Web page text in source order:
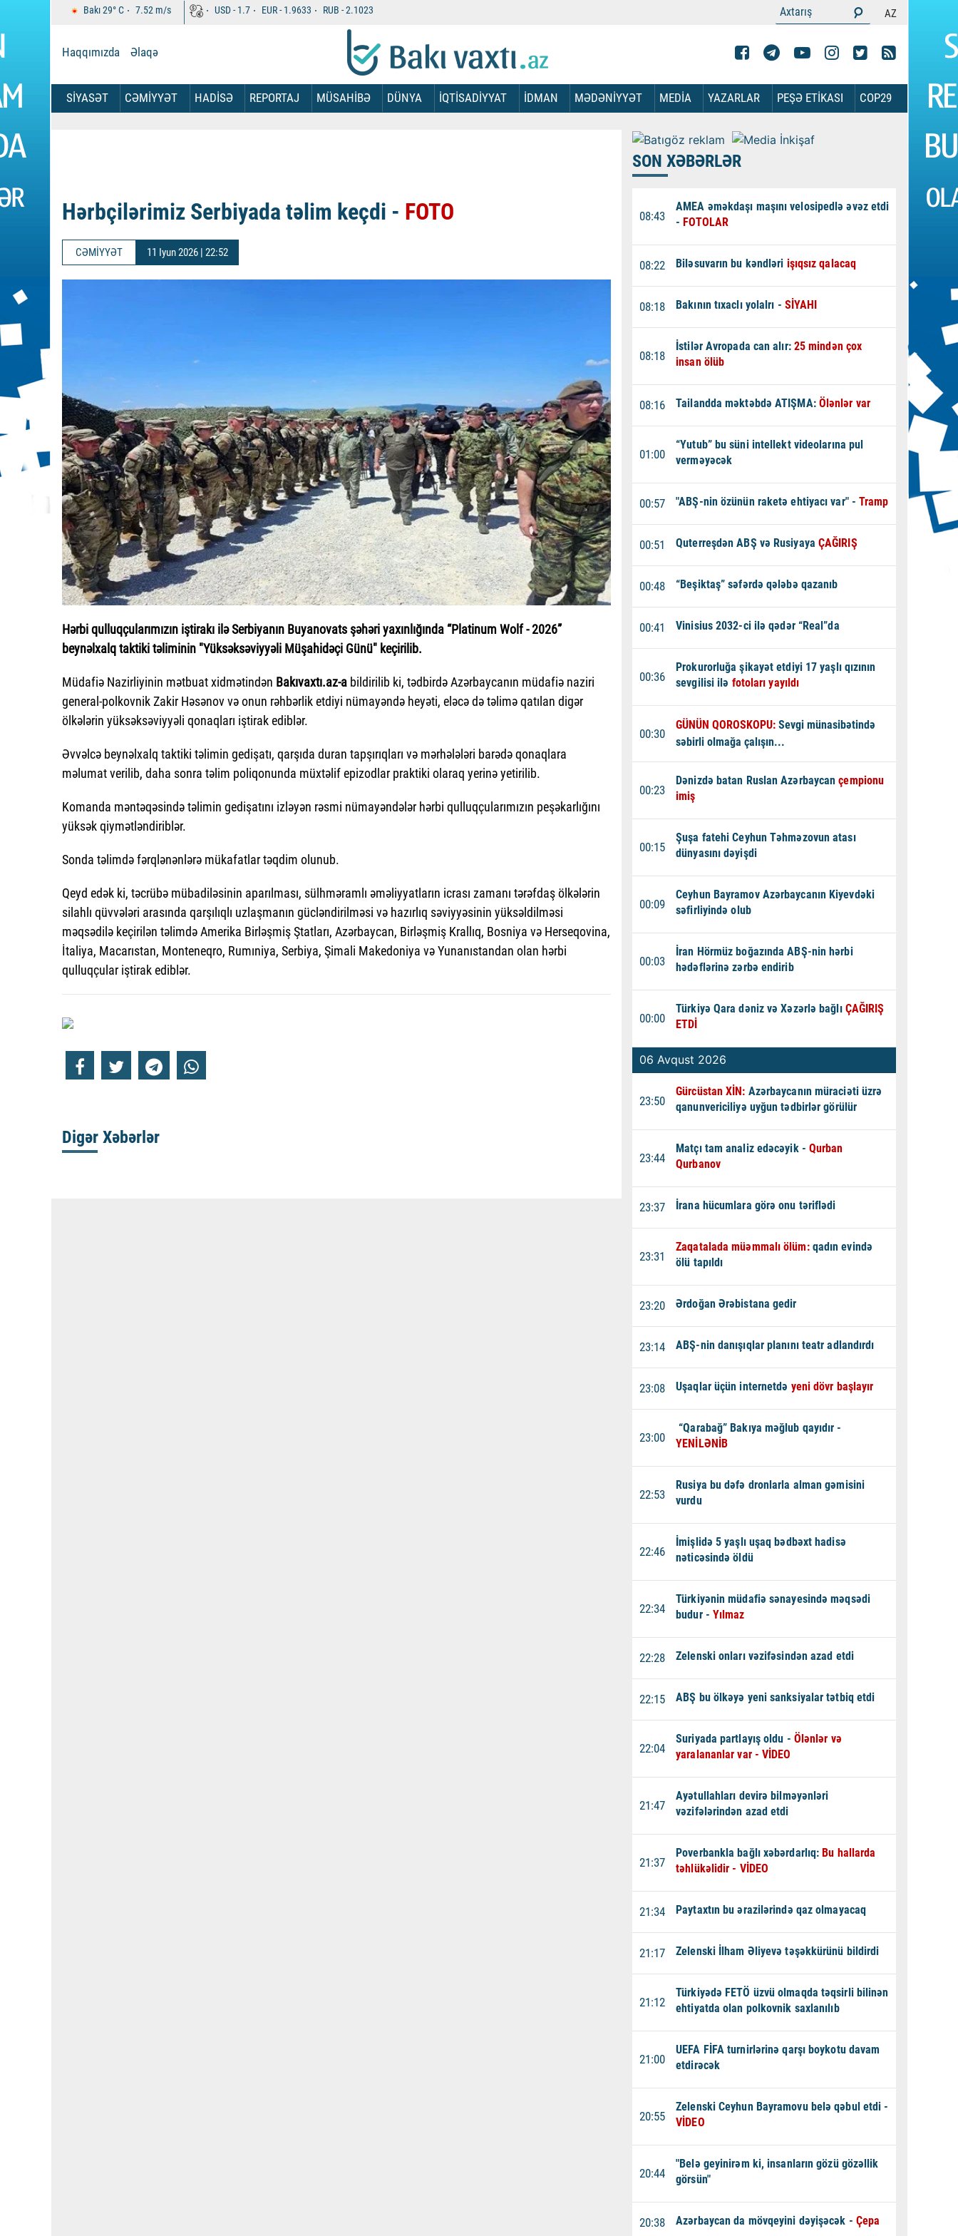
Bakı29°C 7.52 m/s USD -1.7 EUR -1.9633 RUB -2.1023 AZ
Haqqımızda Əlaqə
SİYASƏT CƏMİYYƏT HADİSƏ REPORTAJ MÜSAHİBƏ DÜNYA İQTİSADİYYAT İDMAN MƏDƏNİYYƏT MEDİA YAZARLAR PEŞƏ ETİKASI COP29
Hərbçilərimiz Serbiyada təlim keçdi - FOTO
CƏMİYYƏT 11 Iyun 2026 | 22:52
Hərbi qulluqçularımızın iştirakı ilə Serbiyanın Buyanovats şəhəri yaxınlığında “Platinum Wolf - 2026”
beynəlxalq taktiki təliminin "Yüksəksəviyyəli Müşahidəçi Günü" keçirilib.
Müdafiə Nazirliyinin mətbuat xidmətindən Bakıvaxtı.az-abildirilib ki, tədbirdə Azərbaycanın müdafiə naziri
general-polkovnik Zakir Həsənov və onun rəhbərlik etdiyi nümayəndə heyəti, eləcə də təlimə qatılan digər
ölkələrin yüksəksəviyyəli qonaqları iştirak ediblər.
Əvvəlcə beynəlxalq taktiki təlimin gedişatı, qarşıda duran tapşırıqları və mərhələləri barədə qonaqlara
məlumat verilib, daha sonra təlim poliqonunda müxtəlif epizodlar praktiki olaraq yerinə yetirilib.
Komanda məntəqəsində təlimin gedişatını izləyən rəsmi nümayəndələr hərbi qulluqçularımızın peşəkarlığını
yüksək qiymətləndiriblər.
Sonda təlimdə fərqlənənlərə mükafatlar təqdim olunub.
Qeyd edək ki, təcrübə mübadiləsinin aparılması, sülhməramlı əməliyyatların icrası zamanı tərəfdaş ölkələrin
silahlı qüvvələri arasında qarşılıqlı uzlaşmanın gücləndirilməsi və hazırlıq səviyyəsinin yüksəldilməsi
məqsədilə keçirilən təlimdə Amerika Birləşmiş Ştatları, Azərbaycan, Birləşmiş Krallıq, Bosniya və Herseqovina,
İtaliya, Macarıstan, Monteneqro, Rumıniya, Serbiya, Şimali Makedoniya və Yunanıstandan olan hərbi
qulluqçular iştirak ediblər.
Digər Xəbərlər
SON XƏBƏRLƏR
08:43
AMEA əməkdaşı maşını velosipedlə əvəz etdi
- FOTOLAR
08:22 Biləsuvarın bu kəndləri işıqsız qalacaq
08:18 Bakının tıxaclı yolalrı - SİYAHI
08:18
İstilər Avropada can alır:25 mindən çox
insan ölüb
08:16 Tailandda məktəbdə ATIŞMA: Ölənlər var
01:00
“Yutub” bu süni intellekt videolarına pul
verməyəcək
00:57 "ABŞ-nin özünün raketə ehtiyacı var" -Tramp
00:51 Quterreşdən ABŞ və Rusiyaya ÇAĞIRIŞ
00:48 “Beşiktaş” səfərdə qələbə qazanıb
00:41 Vinisius 2032-ci ilə qədər “Real”da
00:36
Prokurorluğa şikayət etdiyi 17 yaşlı qızının
sevgilisi ilə fotoları yayıldı
00:30
GÜNÜN QOROSKOPU:Sevgi münasibətində
səbirli olmağa çalışın...
00:23
Dənizdə batan Ruslan Azərbaycançempionu
imiş
00:15
Şuşa fatehi Ceyhun Təhməzovun atası
dünyasını dəyişdi
00:09
Ceyhun Bayramov Azərbaycanın Kiyevdəki
səfirliyində olub
00:03
İran Hörmüz boğazında ABŞ-nin hərbi
hədəflərinə zərbə endirib
00:00
Türkiyə Qara dəniz və Xəzərlə bağlı ÇAĞIRIŞ
ETDİ
06 Avqust 2026
23:50
Gürcüstan XİN: Azərbaycanın müraciəti üzrə
qanunvericiliyə uyğun tədbirlər görülür
23:44
Matçı tam analiz edəcəyik - Qurban
Qurbanov
23:37 İrana hücumlara görə onu təriflədi
23:31
Zaqatalada müəmmalı ölüm: qadın evində
ölü tapıldı
23:20 Ərdoğan Ərəbistana gedir
23:14 ABŞ-nin danışıqlar planını teatr adlandırdı
23:08 Uşaqlar üçün internetdə yeni dövr başlayır
23:00
“Qarabağ” Bakıya məğlub qayıdır -
YENİLƏNİB
22:53
Rusiya bu dəfə dronlarla alman gəmisini
vurdu
22:46
İmişlidə 5 yaşlı uşaq bədbəxt hadisə
nəticəsində öldü
22:34
Türkiyənin müdafiə sənayesində məqsədi
budur - Yılmaz
22:28 Zelenski onları vəzifəsindən azad etdi
22:15 ABŞ bu ölkəyə yeni sanksiyalar tətbiq etdi
22:04
Suriyada partlayış oldu - Ölənlər və
yaralananlar var - VİDEO
21:47
Ayətullahları devirə bilməyənləri
vəzifələrindən azad etdi
21:37
Poverbankla bağlı xəbərdarlıq: Bu hallarda
təhlükəlidir - VİDEO
21:34 Paytaxtın bu ərazilərində qaz olmayacaq
21:17 Zelenski İlham Əliyevə təşəkkürünü bildirdi
21:12
Türkiyədə FETÖ üzvü olmaqda təqsirli bilinən
ehtiyatda olan polkovnik saxlanılıb
21:00
UEFA FİFA turnirlərinə qarşı boykotu davam
etdirəcək
20:55
Zelenski Ceyhun Bayramovu belə qəbul etdi -
VİDEO
20:44
"Belə geyinirəm ki, insanların gözü gözəllik
görsün"
20:38 Azərbaycan da mövqeyini dəyişəcək - Çepa